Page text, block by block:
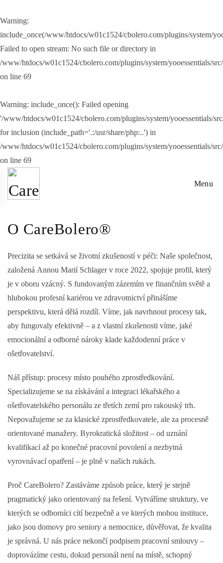
Warning:
include_once(/www/htdocs/w01c1524/cbolero.com/plugins/system/
Failed to open stream: No such file or directory in
/www/htdocs/w01c1524/cbolero.com/plugins/system/yooessentials/
on line 69
Warning: include_once(): Failed opening
'/www/htdocs/w01c1524/cbolero.com/plugins/system/yooessentials/
for inclusion (include_path='.:/usr/share/php:..') in
/www/htdocs/w01c1524/cbolero.com/plugins/system/yooessentials/
on line 69
Přejít na hlavní obsah
Menu
O CareBolero®
Precizita se setkává se životní zkušeností v péči: Naše společnost,
založená Annou Marií Schlagerv roce 2022, spojuje profil, který
je v oboru vzácný. S fundovaným zázemím ve finančním světě a
hlubokou profesní kariérou ve zdravotnictví přinášíme
perspektivu, která dělá rozdíl. Víme, jak navrhnout procesy tak,
aby fungovaly efektivně – a z vlastní zkušenosti víme, jaké
emocionální a odborné nároky klade každodenní práce v
ošetřovatelství.
Náš přístup: procesy místo pouhého zprostředkování.
Specializujeme se na získávání a integraci lékařského a
ošetřovatelského personálu ze třetích zemí pro rakouský trh.
Nepovažujeme se za klasické zprostředkovatele, ale za procesně
orientované manažery. Byrokratická složitost – od uznání
kvalifikací až po konečné pracovní povolení a nezbytná
vyrovnávací opatření – je plně v našich rukách.
Proč CareBolero? Zastáváme způsob práce, který je stejně
pragmatický jako orientovaný na řešení. Vytváříme struktury, ve
kterých se odborníci cítí bezpečně a ve kterých mohou instituce,
jako jsou domovy pro seniory a nemocnice, důvěřovat, že kvalita
je správná. U nás práce nekončí podpisem pracovní smlouvy –
doprovázíme cestu, dokud personál není na místě, schopný